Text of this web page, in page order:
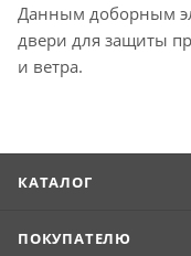
Данным доборным
двери для защиты
и ветра.
КАТАЛОГ
ПОКУПАТЕЛЮ